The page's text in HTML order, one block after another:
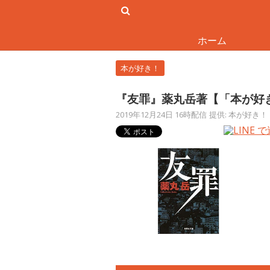
ホーム
本が好き！
『友罪』薬丸岳著【「本が
2019年12月24日 16時配信 提供: 本が好き！